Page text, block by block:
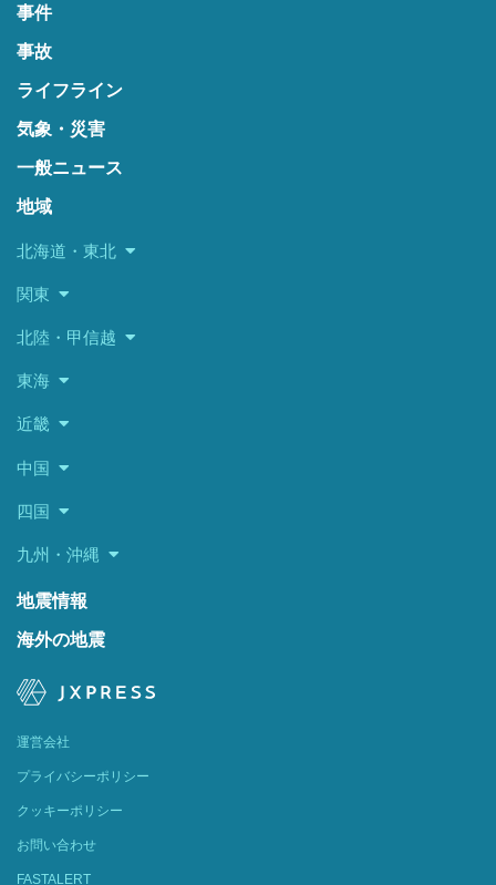
事件
事故
ライフライン
気象・災害
一般ニュース
地域
北海道・東北
関東
北陸・甲信越
東海
近畿
中国
四国
九州・沖縄
地震情報
海外の地震
運営会社
プライバシーポリシー
クッキーポリシー
お問い合わせ
FASTALERT